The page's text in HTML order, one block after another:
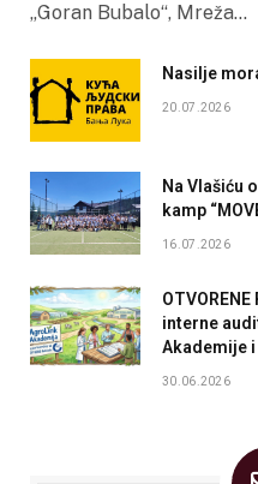
„Goran Bubalo“, Mreža…
Nasilje
20.07.2026
Na Vlašiću
kamp
16.07.2026
interne
Akademije i
30.06.2026